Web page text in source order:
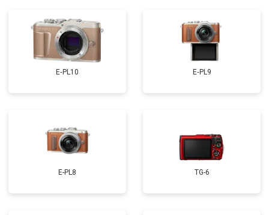
E‑PL10 E‑PL9
E-PL8 TG-6